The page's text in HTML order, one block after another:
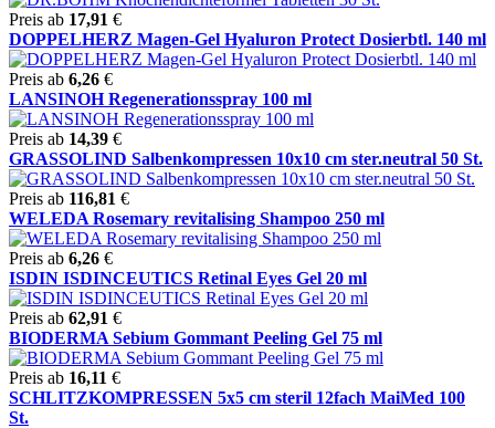
Preis ab 17,91 €
DOPPELHERZ Magen-Gel Hyaluron Protect Dosierbtl. 140 ml
Preis ab 6,26 €
LANSINOH Regenerationsspray 100 ml
Preis ab 14,39 €
GRASSOLIND Salbenkompressen 10x10 cm ster.neutral 50 St.
Preis ab 116,81 €
WELEDA Rosemary revitalising Shampoo 250 ml
Preis ab 6,26 €
ISDIN ISDINCEUTICS Retinal Eyes Gel 20 ml
Preis ab 62,91 €
BIODERMA Sebium Gommant Peeling Gel 75 ml
Preis ab 16,11 €
SCHLITZKOMPRESSEN 5x5 cm steril 12fach MaiMed 100
St.